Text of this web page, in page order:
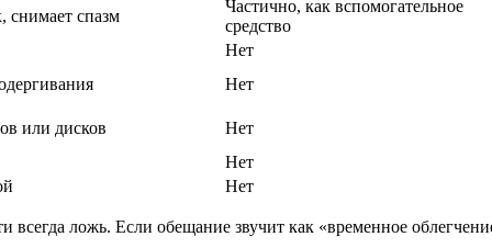
снимает спазм
Частично, как вспомогательное
средство
Нет
Нет
или дисков
Нет
Нет
Нет
ложь. Если обещание звучит как «временное